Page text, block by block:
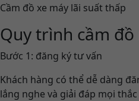
Cầm đồ xe máy lãi suất thấp
Quy trình cầm
Bước 1: đăng ký tư vấn
Khách hàng có thể dễ dàng
lắng nghe và giải đáp mọi